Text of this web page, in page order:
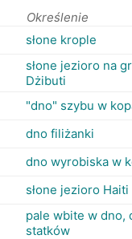
Określenie
słone krople
słone jezioro na
Dżibuti
"dno" szybu w
dno filiżanki
dno wyrobiska w
słone jezioro Haiti
pale wbite w dno,
statków